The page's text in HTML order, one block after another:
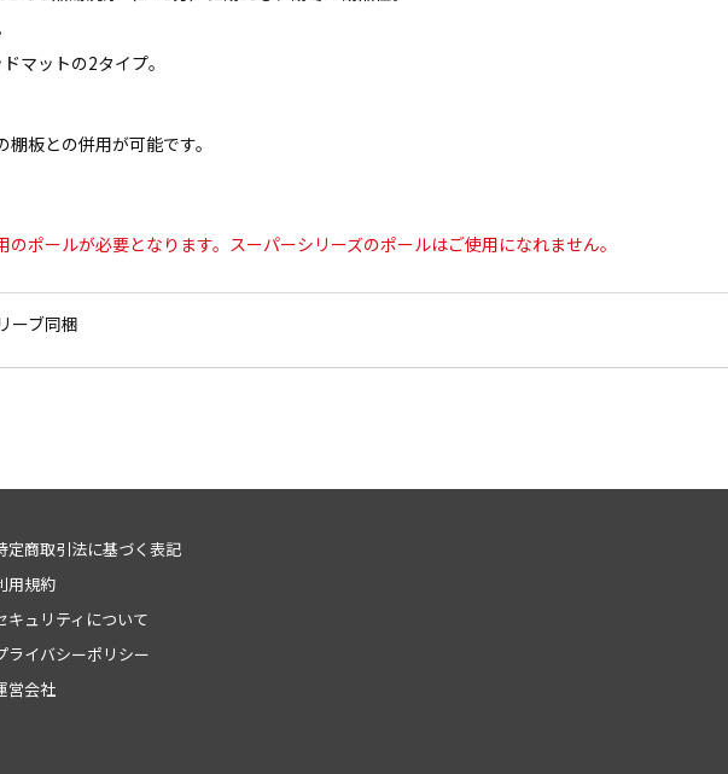
マットの2タイプ。
板との併用が可能です。
ポールが必要となります。スーパーシリーズのポールはご使用になれません。
ーブ同梱
定商取引法に基づく表記
用規約
キュリティについて
ライバシーポリシー
営会社